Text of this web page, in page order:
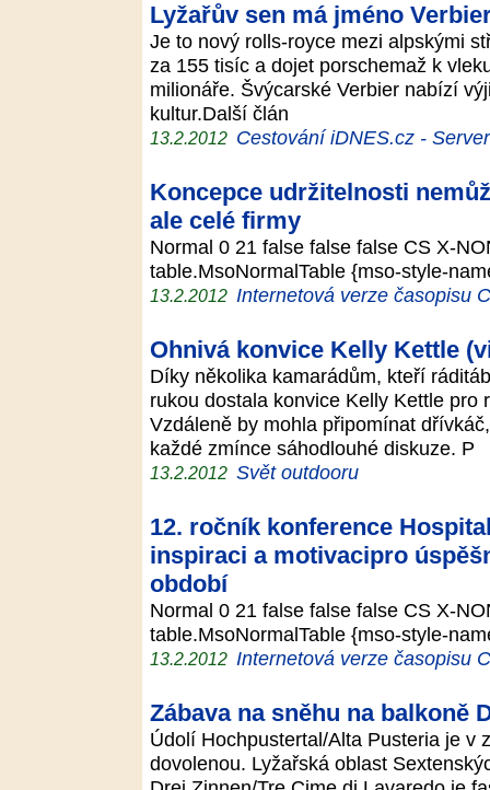
Lyžařův sen má jméno
Je to nový rolls-royce mezi alpskými
za 155 tisíc a dojet porschemaž k
milionáře. Švýcarské Verbier nabízí
kultur.Další člán
13.2.2012 Cestování iDNES.cz -
Koncepce udržitelnosti
ale celé firmy
Normal 0 21 false false false CS X-
table.MsoNormalTable {mso-style-
13.2.2012 Internetová verze časopisu
Ohnivá konvice Kelly Kettle
Díky několika kamarádům, kteří
rukou dostala konvice Kelly Kettle
Vzdáleně by mohla připomínat
každé zmínce sáhodlouhé diskuze. P
13.2.2012 Svět outdooru
12. ročník konference
inspiraci a motivacipro
období
Normal 0 21 false false false CS X-
table.MsoNormalTable {mso-style-
13.2.2012 Internetová verze časopisu
Zábava na sněhu na balkoně
Údolí Hochpustertal/Alta Pusteria je v
dovolenou. Lyžařská oblast